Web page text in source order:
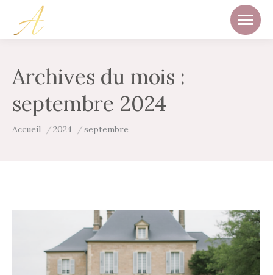
Archives du mois :
septembre 2024
Vous êtes ici :
Accueil 2024 septembre